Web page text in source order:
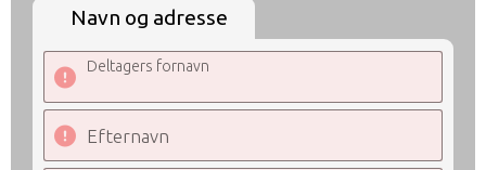
Navn og adresse
Deltagers fornavn
Efternavn